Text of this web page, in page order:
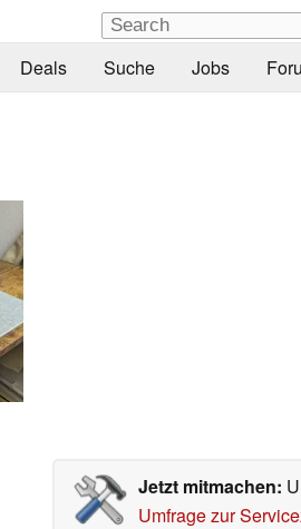
Deals Suche Jobs
Jetzt mitmachen:
Umfrage zur